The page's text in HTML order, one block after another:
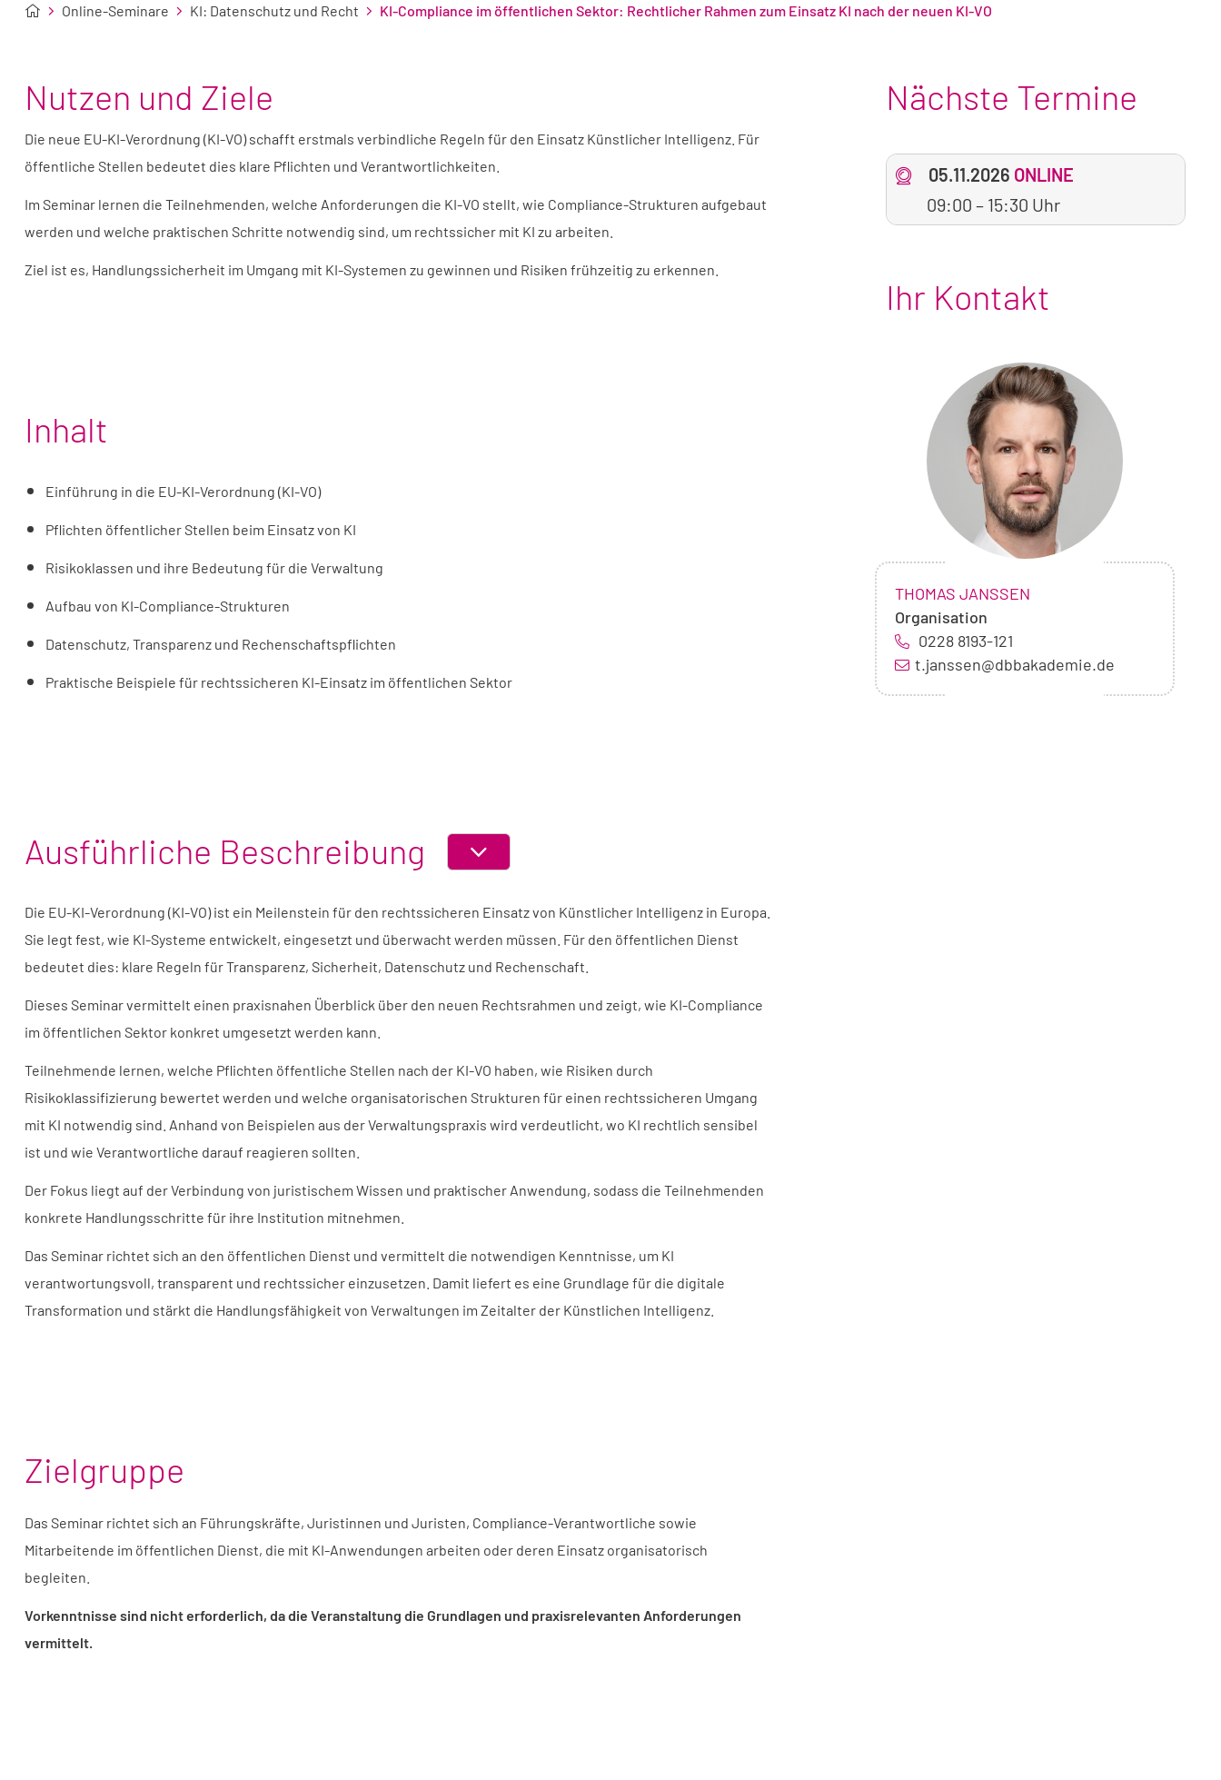
Online-Seminare KI: Datenschutz und Recht KI-Compliance im öffentlichen Sektor: Rechtlicher Rahmen zum Einsatz KI nach der neuen KI-VO
Nutzen und Ziele
Die neue EU-KI-Verordnung (KI-VO) schafft erstmals verbindliche Regeln für den Einsatz Künstlicher Intelligenz. Für
öffentliche Stellen bedeutet dies klare Pflichten und Verantwortlichkeiten.
Im Seminar lernen die Teilnehmenden, welche Anforderungen die KI-VO stellt, wie Compliance-Strukturen aufgebaut
werden und welche praktischen Schritte notwendig sind, um rechtssicher mit KI zu arbeiten.
Ziel ist es, Handlungssicherheit im Umgang mit KI-Systemen zu gewinnen und Risiken frühzeitig zu erkennen.
Inhalt
Einführung in die EU-KI-Verordnung (KI-VO)
Pflichten öffentlicher Stellen beim Einsatz von KI
Risikoklassen und ihre Bedeutung für die Verwaltung
Aufbau von KI-Compliance-Strukturen
Datenschutz, Transparenz und Rechenschaftspflichten
Praktische Beispiele für rechtssicheren KI-Einsatz im öffentlichen Sektor
Ausführliche Beschreibung
ABSCHNITT
ODER
Die EU-KI-Verordnung (KI-VO) ist ein Meilenstein für den rechtssicheren Einsatz von Künstlicher Intelligenz in Europa.
Sie legt fest, wie KI-Systeme entwickelt, eingesetzt und überwacht werden müssen. Für den öffentlichen Dienst
bedeutet dies: klare Regeln für Transparenz, Sicherheit, Datenschutz und Rechenschaft.
Dieses Seminar vermittelt einen praxisnahen Überblick über den neuen Rechtsrahmen und zeigt, wie KI-Compliance
im öffentlichen Sektor konkret umgesetzt werden kann.
Teilnehmende lernen, welche Pflichten öffentliche Stellen nach der KI-VO haben, wie Risiken durch
Risikoklassifizierung bewertet werden und welche organisatorischen Strukturen für einen rechtssicheren Umgang
mit KI notwendig sind. Anhand von Beispielen aus der Verwaltungspraxis wird verdeutlicht, wo KI rechtlich sensibel
ist und wie Verantwortliche darauf reagieren sollten.
Der Fokus liegt auf der Verbindung von juristischem Wissen und praktischer Anwendung, sodass die Teilnehmenden
konkrete Handlungsschritte für ihre Institution mitnehmen.
Das Seminar richtet sich an den öffentlichen Dienst und vermittelt die notwendigen Kenntnisse, um KI
verantwortungsvoll, transparent und rechtssicher einzusetzen. Damit liefert es eine Grundlage für die digitale
Transformation und stärkt die Handlungsfähigkeit von Verwaltungen im Zeitalter der Künstlichen Intelligenz.
Zielgruppe
Das Seminar richtet sich an Führungskräfte, Juristinnen und Juristen, Compliance-Verantwortliche sowie
Mitarbeitende im öffentlichen Dienst, die mit KI-Anwendungen arbeiten oder deren Einsatz organisatorisch
begleiten.
Vorkenntnisse sind nicht erforderlich, da die Veranstaltung die Grundlagen und praxisrelevanten Anforderungen
vermittelt.
Nächste Termine
05.11.2026 ONLINE
09:00– 15:30 Uhr
Ihr Kontakt
Foto
von
Thomas
Janßen
NAME:
THOMAS JANSSEN
Organisation
0228 8193-121
t.janssen@dbbakademie.de